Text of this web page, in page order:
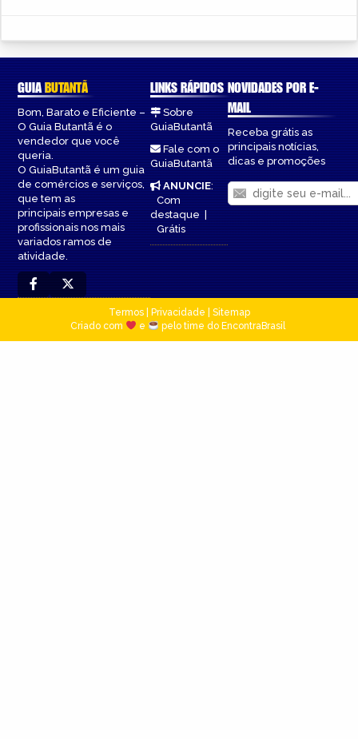
GUIABUTANTÃ
Bom, Barato e Eficiente –
O Guia Butantã é o
vendedor que você
queria.
O GuiaButantã é um guia
de comércios e serviços,
que tem as
principais empresas e
profissionais nos mais
variados ramos de
atividade.
LINKS RÁPIDOS
Sobre
GuiaButantã
Fale com o
GuiaButantã
ANUNCIE:
Com
destaque|
Grátis
NOVIDADES POR E-
MAIL
Receba grátis as
principais notícias,
dicas e promoções
Termos| Privacidade
Sitemap
Criado com
e pelo time do EncontraBrasil